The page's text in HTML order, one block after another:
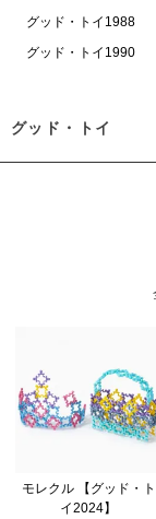
グッド・トイ1988
グッド・トイ1990
グッド・トイ
モレクル 【グッド・ト
イ2024】